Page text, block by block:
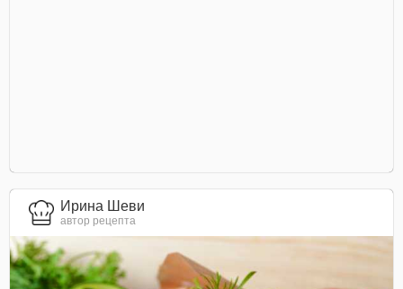
Ирина Шеви
автор рецепта